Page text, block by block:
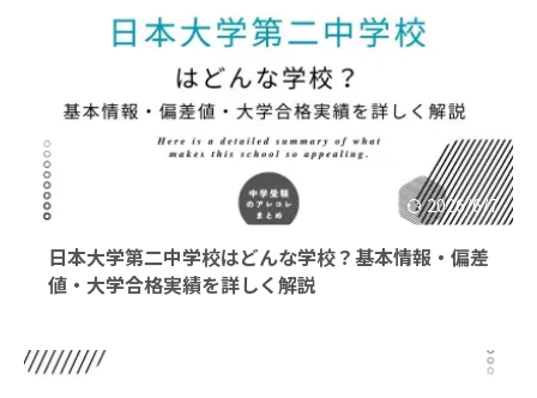
2026/6/7
日本大学第二中学校はどんな学校？基本情報・偏差
値・大学合格実績を詳しく解説